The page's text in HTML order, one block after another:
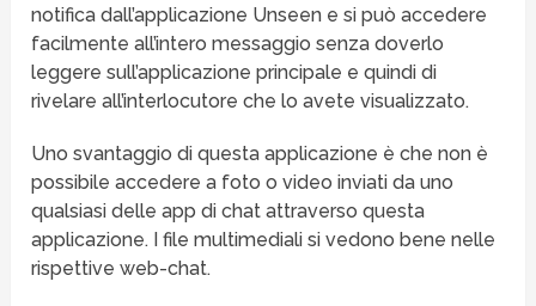
notifica dall’applicazione Unseen e si può accedere
facilmente all’intero messaggio senza doverlo
leggere sull’applicazione principale e quindi di
rivelare all’interlocutore che lo avete visualizzato.
Uno svantaggio di questa applicazione è che non è
possibile accedere a foto o video inviati da uno
qualsiasi delle app di chat attraverso questa
applicazione. I file multimediali si vedono bene nelle
rispettive web-chat.